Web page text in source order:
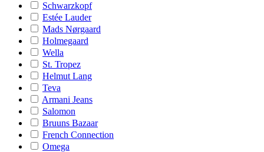
Schwarzkopf
Estée Lauder
Mads Nørgaard
Holmegaard
Wella
St. Tropez
Helmut Lang
Teva
Armani Jeans
Salomon
Bruuns Bazaar
French Connection
Omega